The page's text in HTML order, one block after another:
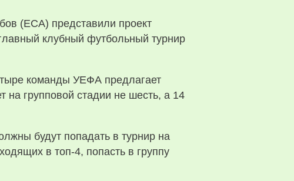
(ECA) представили проект
клубный футбольный турнир
команды УЕФА предлагает
на групповой стадии не шесть, а 14
будут попадать в турнир на
в топ-4, попасть в группу